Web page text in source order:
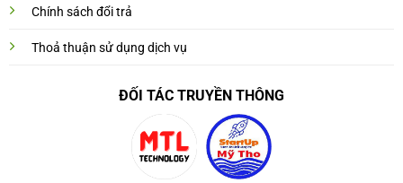
Chính sách đổi trả
Thoả thuận sử dụng dịch vụ
ĐỐI TÁC TRUYỀN THÔNG